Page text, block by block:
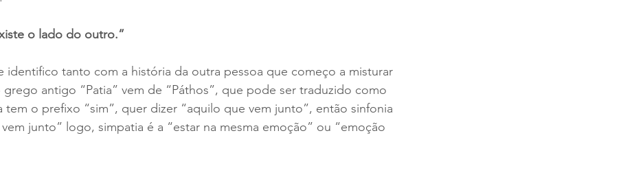
o lado do outro.”
identifico tanto com a história da outra pessoa que começo a misturar
grego antigo “Patia” vem de “Páthos”, que pode ser traduzido como
tem o prefixo “sim”, quer dizer “aquilo que vem junto”, então sinfonia
junto” logo, simpatia é a “estar na mesma emoção” ou “emoção